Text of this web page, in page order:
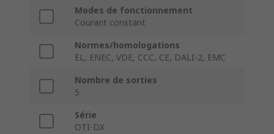
Modes de fonctionnement
Courant constant
Normes/homologations
EL, ENEC, VDE, CCC, CE, DALI-2, EMC
Nombre de sorties
5
Série
OTI-DX